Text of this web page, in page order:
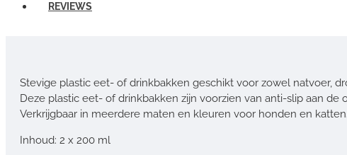
REVIEWS
Stevige plastic eet- of drinkbakken geschikt voor zowel natvoer,
Deze plastic eet- of drinkbakken zijn voorzien van anti-slip aan de
Verkrijgbaar in meerdere maten en kleuren voor honden en katten.
Inhoud: 2 x 200 ml